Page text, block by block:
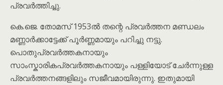
പ്രവർത്തിച്ചു.
കെ.ജെ. തോമസ് 1953ൽ തന്റെ പ്രവർത്തന മണ്ഡലം
മണ്ണാർക്കാട്ടേക്ക് പൂർണ്ണമായും പറിച്ചു നട്ടു.
പൊതുപ്രവർത്തകനായും
സാംസ്കാരികപ്രവർത്തകനായും പള്ളിയോട് ചേർന്നുള്ള
പ്രവർത്തനങ്ങളിലും സജീവമായിരുന്നു. ഇതുമായി